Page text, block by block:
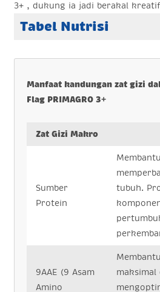
3+ , dukung ia jadi berakal
Tabel Nutrisi
Manfaat kandungan zat gizi
Flag PRIMAGRO 3+
Zat Gizi Makro
Sumber
Protein
tubuh.
9AAE (9 Asam
Amino
maksimal